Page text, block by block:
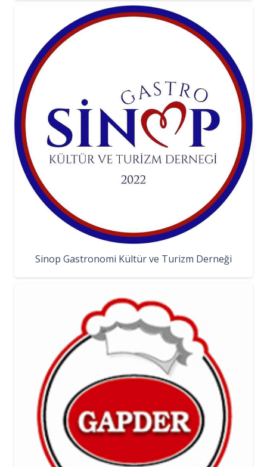
Sinop Gastronomi Kültür ve Turizm Derneği